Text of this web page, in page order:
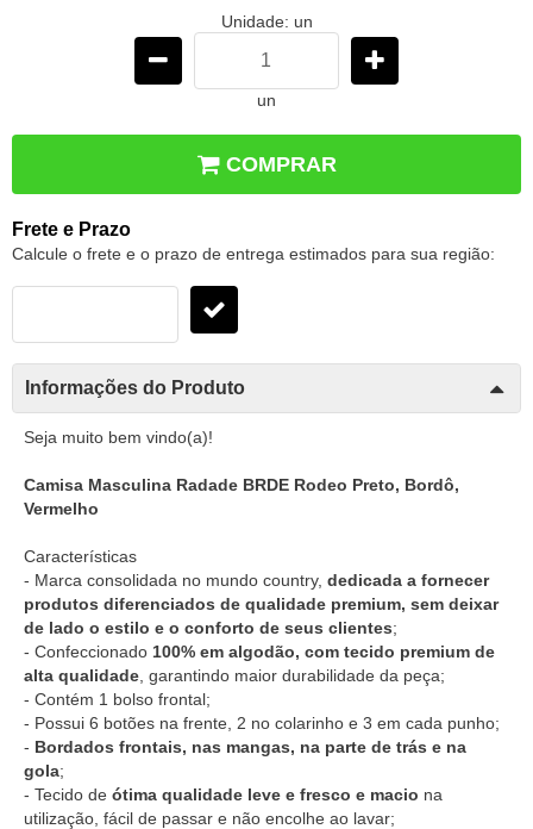
Unidade: un
un
COMPRAR
Frete e Prazo
Calcule o frete e o prazo de entrega estimados para sua região:
Informações do Produto
Seja muito bem vindo(a)!
Camisa Masculina Radade BRDE Rodeo Preto, Bordô,
Vermelho
Características
- Marca consolidada no mundo country, dedicada a fornecer
produtos diferenciados de qualidade premium, sem deixar
de lado o estilo e o conforto de seus clientes;
- Confeccionado 100% em algodão, com tecido premium de
alta qualidade , garantindo maior durabilidade da peça;
- Contém 1 bolso frontal;
- Possui 6 botões na frente, 2 no colarinho e 3 em cada punho;
- Bordados frontais, nas mangas, na parte de trás e na
gola;
- Tecido de ótima qualidade leve e fresco e macio na
utilização, fácil de passar e não encolhe ao lavar;